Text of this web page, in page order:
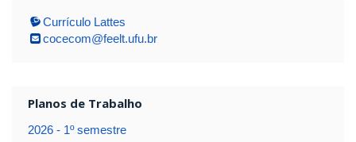
Currículo Lattes
cocecom@feelt.ufu.br
Planos de Trabalho
2026 - 1º semestre